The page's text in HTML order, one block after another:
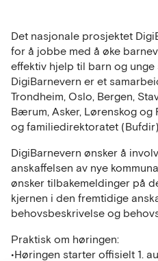
Det nasjonale prosjektet
for å jobbe med å øke
effektiv hjelp til barn og unge
DigiBarnevern er et
Trondheim, Oslo, Bergen,
Bærum, Asker, Lørenskog og
og familiedirektoratet (Bufdir).
DigiBarnevern ønsker å
anskaffelsen av nye
ønsker tilbakemeldinger på
kjernen i den fremtidige
behovsbeskrivelse og
Praktisk om høringen:
•Høringen starter offisielt 1.